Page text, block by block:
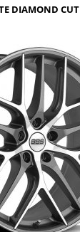
DIAMOND CUT